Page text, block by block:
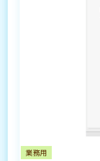
業務用